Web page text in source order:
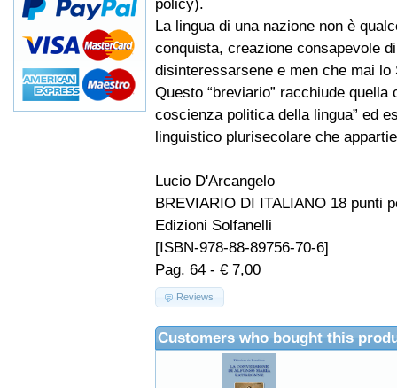
policy).
La lingua di una nazione non è
conquista, creazione consapevole
disinteressarsene e men che mai lo
Questo “breviario” racchiude
coscienza politica della lingua” ed
linguistico plurisecolare che
Lucio D'Arcangelo
BREVIARIO DI ITALIANO 18 punti
Edizioni Solfanelli
[ISBN-978-88-89756-70-6]
Pag. 64 - € 7,00
Reviews
Customers who bought this